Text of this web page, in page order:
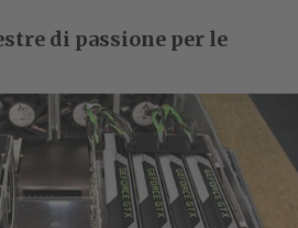
di passione per le